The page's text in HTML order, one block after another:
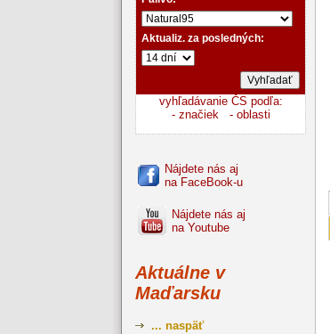
Aktualiz. za posledných:
vyhľadávanie ČS podľa:
- značiek
- oblasti
Nájdete nás aj
na FaceBook-u
Nájdete nás aj
na Youtube
Aktuálne v
Maďarsku
... naspäť